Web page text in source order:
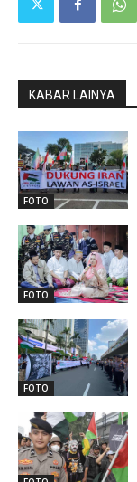
KABAR LAINYA
FOTO
FOTO
FOTO